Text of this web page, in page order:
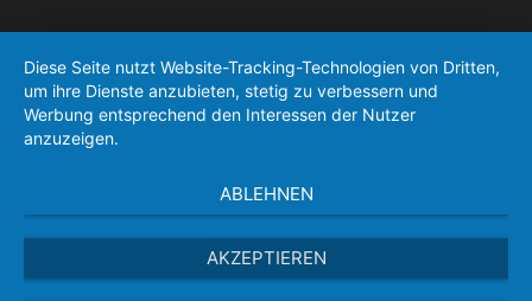
Diese Seite nutzt Website-Tracking-Technologien von Dritten,
um ihre Dienste anzubieten, stetig zu verbessern und
Werbung entsprechend den Interessen der Nutzer
anzuzeigen.
ABLEHNEN
AKZEPTIEREN